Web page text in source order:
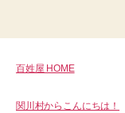
百姓屋 HOME
関川村からこんにちは！